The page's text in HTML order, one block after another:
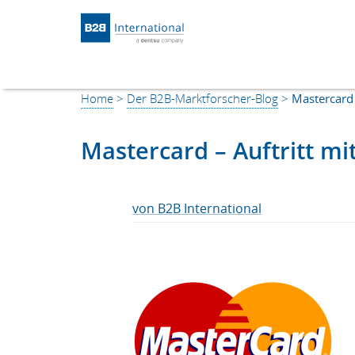
Return to Homepage
Home > Der B2B-Marktforscher-Blog >
Mastercard – Auftritt
von B2B International